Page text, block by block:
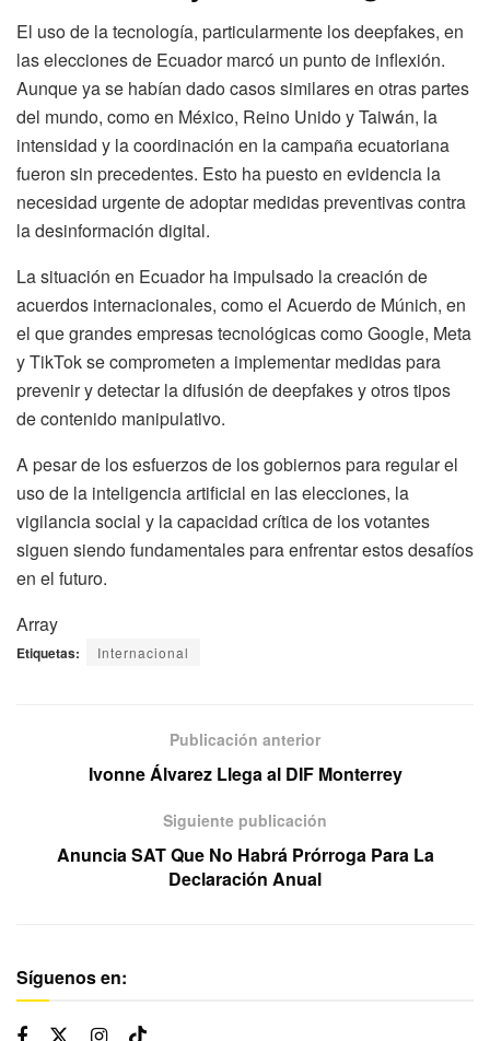
El uso de la tecnología, particularmente los deepfakes, en
las elecciones de Ecuador marcó un punto de inflexión.
Aunque ya se habían dado casos similares en otras partes
del mundo, como en México, Reino Unido y Taiwán, la
intensidad y la coordinación en la campaña ecuatoriana
fueron sin precedentes. Esto ha puesto en evidencia la
necesidad urgente de adoptar medidas preventivas contra
la desinformación digital.
La situación en Ecuador ha impulsado la creación de
acuerdos internacionales, como el Acuerdo de Múnich, en
el que grandes empresas tecnológicas como Google, Meta
y TikTok se comprometen a implementar medidas para
prevenir y detectar la difusión de deepfakes y otros tipos
de contenido manipulativo.
A pesar de los esfuerzos de los gobiernos para regular el
uso de la inteligencia artificial en las elecciones, la
vigilancia social y la capacidad crítica de los votantes
siguen siendo fundamentales para enfrentar estos desafíos
en el futuro.
Array
Etiquetas: Internacional
Publicación anterior
Ivonne Álvarez Llega al DIF Monterrey
Siguiente publicación
Anuncia SAT Que No Habrá Prórroga Para La
Declaración Anual
Síguenos en: